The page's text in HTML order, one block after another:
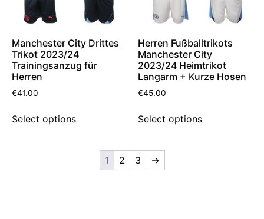
Manchester City Drittes
Trikot 2023/24
Trainingsanzug für
Herren
€41.00
Select options
Herren Fußballtrikots
Manchester City
2023/24 Heimtrikot
Langarm + Kurze Hosen
€45.00
Select options
1 2 3 →